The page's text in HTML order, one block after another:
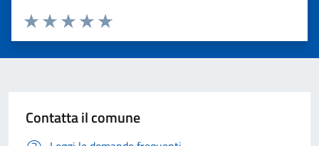
Valuta 5 stelle su 5
Valuta 4 stelle su 5
Valuta 3 stelle su 5
Valuta 2 stelle su 5
Valuta 1 stelle su 5
Contatta il comune